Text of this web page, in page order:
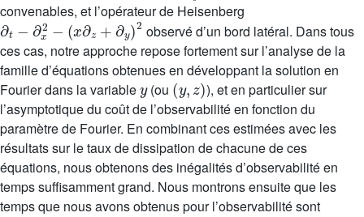
convenables, et l’opérateur de Heisenberg
∂t-∂x2-(x∂z+∂y)2
observé d’un bord latéral. Dans tous
ces cas, notre approche repose fortement sur l’analyse de la
famille d’équations obtenues en développant la solution en
Fourier dans la variable
y
(ou
(y,z)
), et en particulier sur
l’asymptotique du coût de l’observabilité en fonction du
paramètre de Fourier. En combinant ces estimées avec les
résultats sur le taux de dissipation de chacune de ces
équations, nous obtenons des inégalités d’observabilité en
temps suffisamment grand. Nous montrons ensuite que les
temps que nous avons obtenus pour l’observabilité sont